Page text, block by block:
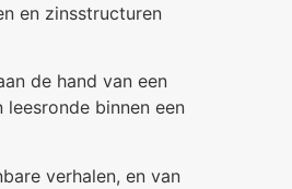
en zinsstructuren
de hand van een
binnen een
verhalen, en van